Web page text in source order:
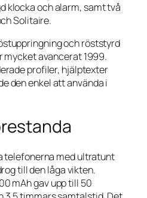
klocka och alarm, samt två
Solitaire.
och röststyrd
mycket avancerat 1999.
profiler, hjälptexter
den enkel att använda i
telefonerna med ultratunt
till den låga vikten.
mAh gav upp till 50